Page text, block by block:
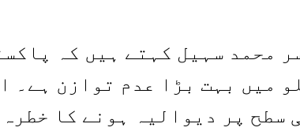
محمد سہیل کہتے ہیں کہ
میں بہت بڑا عدم توازن ہے۔
سطح پر دیوالیہ ہونے کا